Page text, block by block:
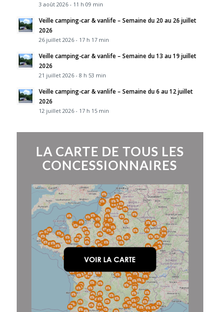
3 août 2026 - 11 h 09 min
Veille camping-car & vanlife – Semaine du 20 au 26 juillet
2026
26 juillet 2026 - 17 h 17 min
Veille camping-car & vanlife – Semaine du 13 au 19 juillet
2026
21 juillet 2026 - 8 h 53 min
Veille camping-car & vanlife – Semaine du 6 au 12 juillet
2026
12 juillet 2026 - 17 h 15 min
LA CARTE DE TOUS LES
CONCESSIONNAIRES